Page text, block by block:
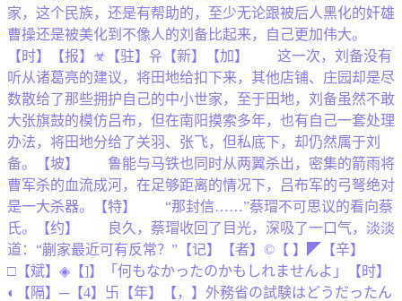
家，这个民族，还是有帮助的，至少无论跟被后人黑化的奸雄
曹操还是被美化到不像人的刘备比起来，自己更加伟大。
【时】【报】☣【驻】유【新】【加】 这一次，刘备没有
听从诸葛亮的建议，将田地给扣下来，其他店铺、庄园却是尽
数散给了那些拥护自己的中小世家，至于田地，刘备虽然不敢
大张旗鼓的模仿吕布，但在南阳摸索多年，也有自己一套处理
办法，将田地分给了关羽、张飞，但私底下，却仍然属于刘
备。【坡】 鲁能与马铁也同时从两翼杀出，密集的箭雨将
曹军杀的血流成河，在足够距离的情况下，吕布军的弓弩绝对
是一大杀器。【特】 “那封信……”蔡瑁不可思议的看向蔡
氏。【约】 良久，蔡瑁收回了目光，深吸了一口气，淡淡
道：“蒯家最近可有反常？”【记】【者】©【 】◤【辛】
□【斌】◈【]】「何もなかったのかもしれませんよ」【时】
◐【隔】─【4】卐【年】【，】外務省の試験はどうだったん